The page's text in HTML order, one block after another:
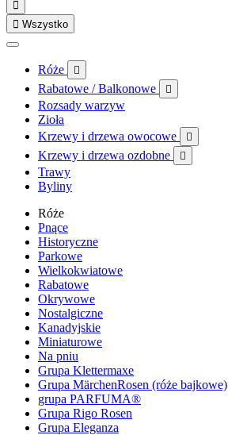

 Wszystko
Róże 
Rabatowe / Balkonowe 
Rozsady warzyw
Zioła
Krzewy i drzewa owocowe

Krzewy i drzewa ozdobne 
Trawy
Byliny
Róże
Pnące
Historyczne
Parkowe
Wielkokwiatowe
Rabatowe
Okrywowe
Nostalgiczne
Kanadyjskie
Miniaturowe
Na pniu
Grupa Klettermaxe
Grupa MärchenRosen (róże bajkowe)
grupa PARFUMA®
Grupa Rigo Rosen
Grupa Eleganza